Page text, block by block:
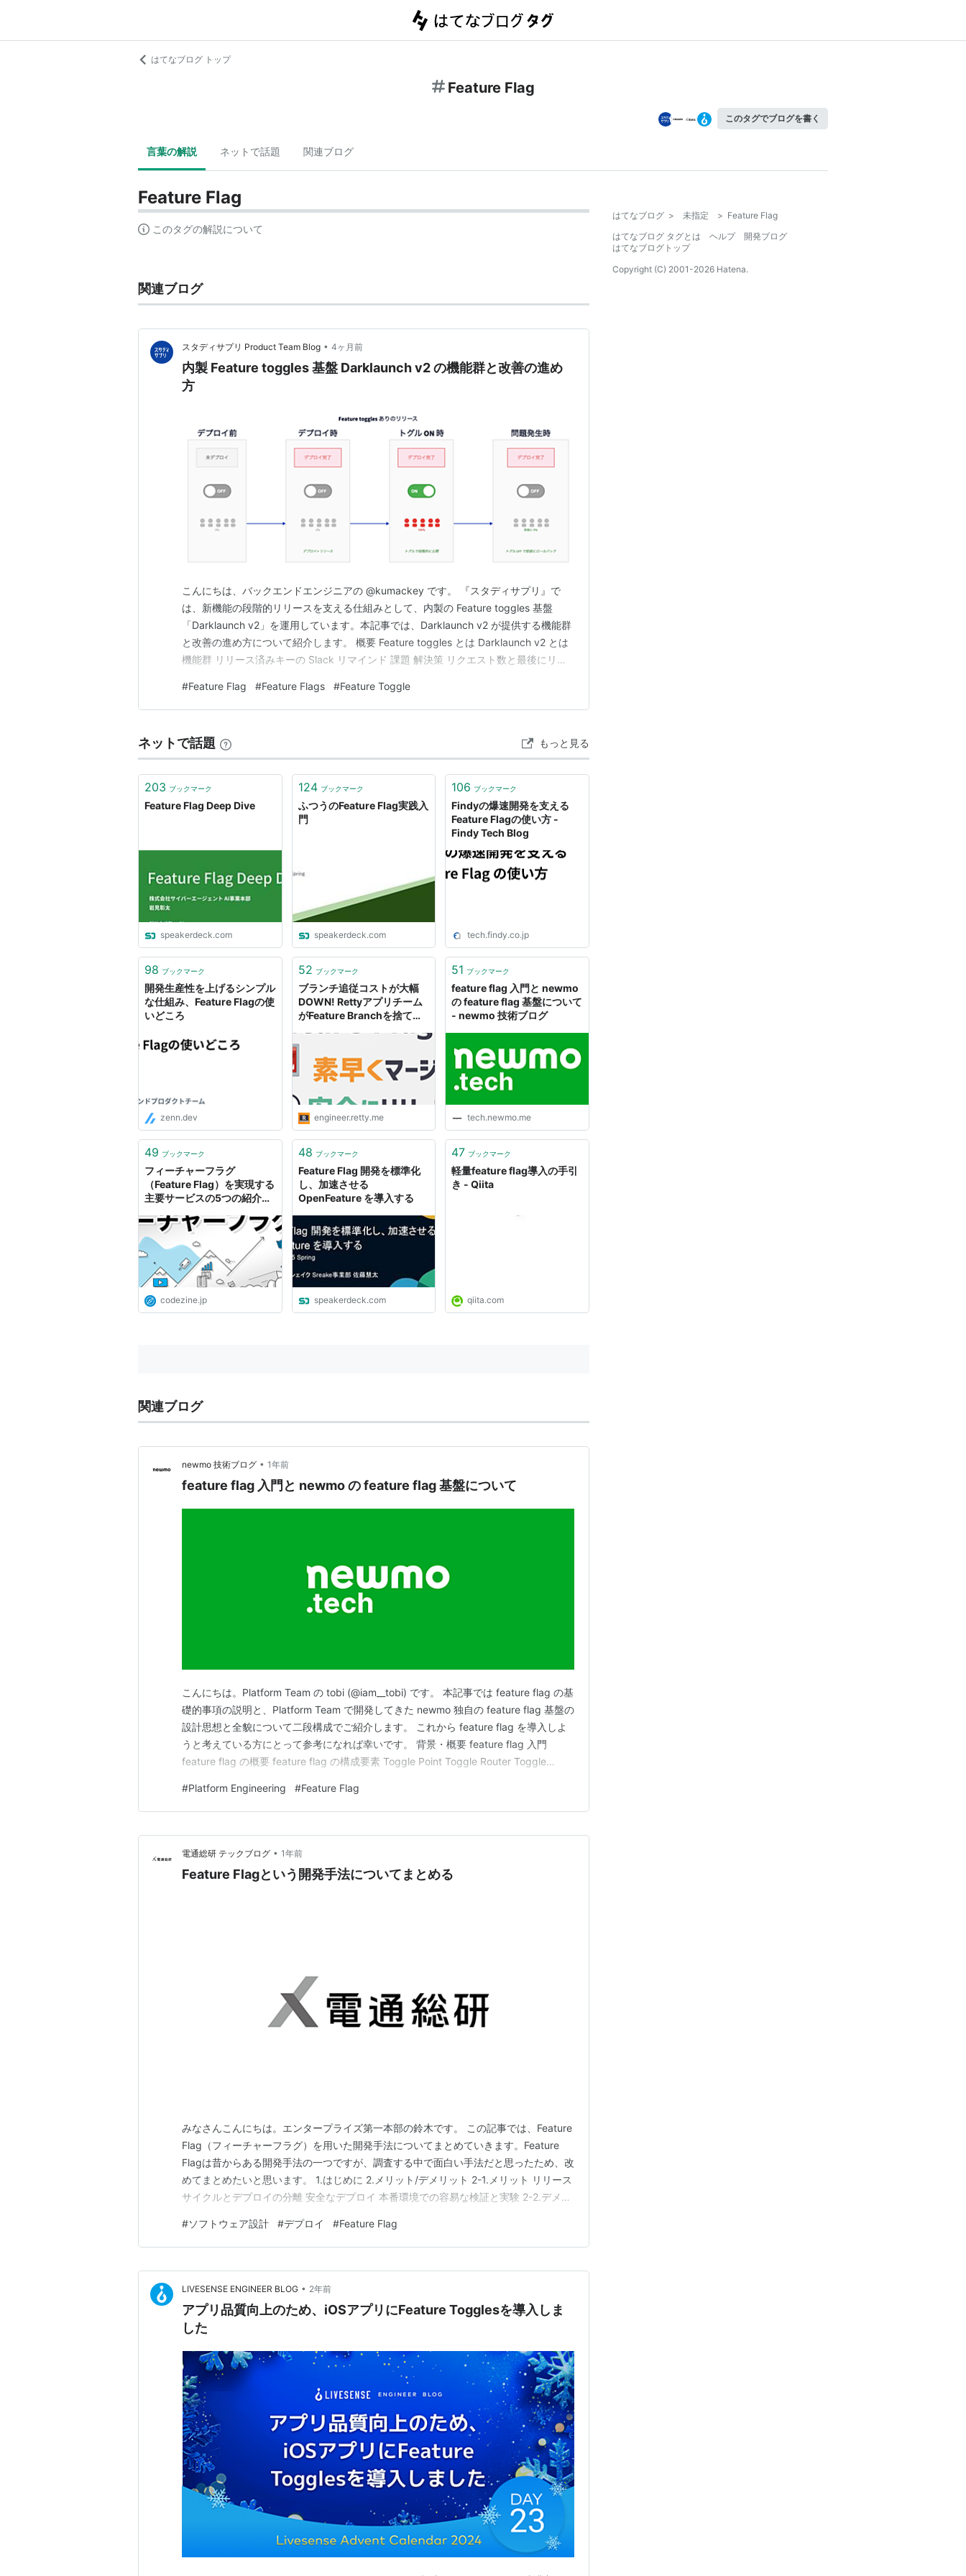
はてなブログ トップ
Feature Flag
このタグでブログを書く
言葉の解説 ネットで話題 関連ブログ
Feature Flag
このタグの解説について
関連ブログ
スタディサプリ Product Team Blog • 4ヶ月前
内製 Feature toggles 基盤 Darklaunch v2 の機能群と改善の進め
方
こんにちは、バックエンドエンジニアの @kumackey です。 『スタディサプリ』で
は、新機能の段階的リリースを支える仕組みとして、内製の Feature toggles 基盤
「Darklaunch v2」を運用しています。本記事では、Darklaunch v2 が提供する機能群
と改善の進め方について紹介します。 概要 Feature toggles とは Darklaunch v2 とは
機能群 リリース済みキーの Slack リマインド 課題 解決策 リクエスト数と最後にリク
SDK での …
#Feature Flag #Feature Flags #Feature Toggle
ネットで話題 もっと見る
203 ブックマーク
Feature Flag Deep Dive
speakerdeck.com
124 ブックマーク
ふつうのFeature Flag実践入
門
speakerdeck.com
106 ブックマーク
Findyの爆速開発を支える
Feature Flagの使い方 -
Findy Tech Blog
tech.findy.co.jp
98 ブックマーク
開発生産性を上げるシンプル
な仕組み、Feature Flagの使
いどころ
zenn.dev
52 ブックマーク
ブランチ追従コストが大幅
DOWN! Rettyアプリチーム
がFeature Branchを捨て
した理由と成果 - Retty Tech
Blog
engineer.retty.me
51 ブックマーク
feature flag 入門と newmo
の feature flag 基盤について
- newmo 技術ブログ
tech.newmo.me
49 ブックマーク
フィーチャーフラグ
（Feature Flag）を実現する
主要サービスの5つの紹介と
codezine.jp
48 ブックマーク
Feature Flag 開発を標準化
し、加速させる
OpenFeature を導入する
speakerdeck.com
47 ブックマーク
軽量feature flag導入の手引
き - Qiita
qiita.com
関連ブログ
newmo 技術ブログ • 1年前
feature flag 入門と newmo の feature flag 基盤について
こんにちは。Platform Team の tobi (@iam__tobi) です。 本記事では feature flag の基
礎的事項の説明と、Platform Team で開発してきた newmo 独自の feature flag 基盤の
設計思想と全貌について二段構成でご紹介します。 これから feature flag を導入しよ
うと考えている方にとって参考になれば幸いです。 背景・概要 feature flag 入門
feature flag の概要 feature flag の構成要素 Toggle Point Toggle Router Toggle
#Platform Engineering #Feature Flag
電通総研 テックブログ • 1年前
Feature Flagという開発手法についてまとめる
みなさんこんにちは。エンタープライズ第一本部の鈴木です。 この記事では、Feature
Flag（フィーチャーフラグ）を用いた開発手法についてまとめていきます。Feature
Flagは昔からある開発手法の一つですが、調査する中で面白い手法だと思ったため、改
めてまとめたいと思います。 1.はじめに 2.メリット/デメリット 2-1.メリット リリース
サイクルとデプロイの分離 安全なデプロイ 本番環境での容易な検証と実験 2-2.デメリ
ースに残ることで、技術負債を抱える可能性がある 3.Feature …
#ソフトウェア設計 #デプロイ #Feature Flag
LIVESENSE ENGINEER BLOG • 2年前
アプリ品質向上のため、iOSアプリにFeature Togglesを導入しま
した
はてなブログ > 未指定 > Feature Flag
はてなブログ タグとは
ヘルプ
開発ブログ
はてなブログトップ
Copyright (C) 2001-2026 Hatena.